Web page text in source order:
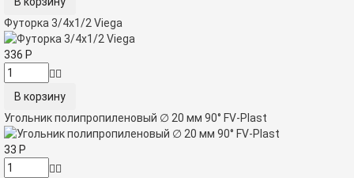
Футорка 3/4x1/2 Viega
336 Р
Угольник полипропиленовый ∅ 20 мм 90° FV-Plast
33 Р